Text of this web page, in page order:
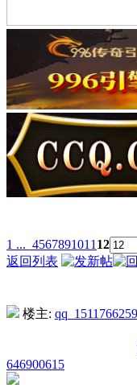
1 ... 4567891011 12
返回列表
楼主: qq_1511766259
646900615